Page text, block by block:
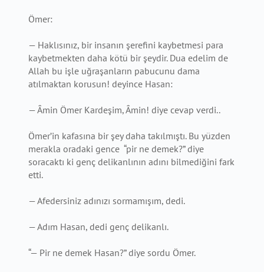
Ömer:
— Haklısınız, bir insanın şerefini kaybetmesi para
kaybetmekten daha kötü bir şeydir. Dua edelim de
Allah bu işle uğraşanların pabucunu dama
atılmaktan korusun! deyince Hasan:
— Âmin Ömer Kardeşim, Âmin! diye cevap verdi..
Ömer’in kafasına bir şey daha takılmıştı. Bu yüzden
merakla oradaki gence “pir ne demek?” diye
soracaktı ki genç delikanlının adını bilmediğini fark
etti.
— Afedersiniz adınızı sormamışım, dedi.
— Adım Hasan, dedi genç delikanlı.
“— Pir ne demek Hasan?” diye sordu Ömer.